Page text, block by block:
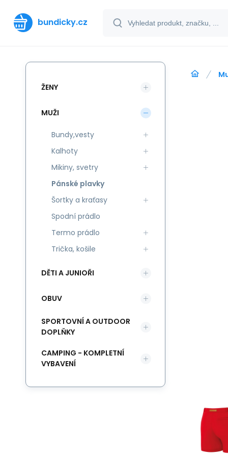
bundicky.cz
ŽENY
MUŽI
Bundy,vesty
Kalhoty
Mikiny, svetry
Pánské plavky
Šortky a kraťasy
Spodní prádlo
Termo prádlo
Trička, košile
DĚTI A JUNIOŘI
OBUV
SPORTOVNÍ A OUTDOOR
DOPLŇKY
CAMPING - KOMPLETNÍ
VYBAVENÍ